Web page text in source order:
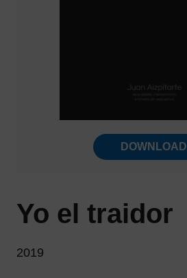
DOWNLOAD
Yo el traidor
2019